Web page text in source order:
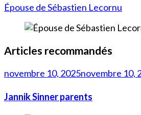
Épouse de Sébastien Lecornu
Articles recommandés
novembre 10, 2025novembre 10,
Jannik Sinner parents